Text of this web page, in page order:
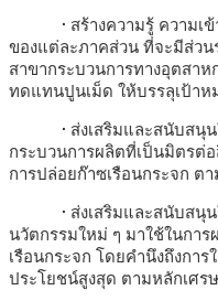
• สร้างความรู้ ความเข้า
ของแต่ละภาคส่วน ที่จะมีส่วน
สาขากระบวนการทางอุตสา
ทดแทนปูนเม็ด ให้บรรลุเป้าห
• ส่งเสริมและสนับสนุนใ
กระบวนการผลิตที่เป็นมิตร
การปล่อยก๊าซเรือนกระจก
• ส่งเสริมและสนับสนุนใ
นวัตกรรมใหม่ ๆ มาใช้ในกา
เรือนกระจก โดยคำนึงถึงกา
ประโยชน์สูงสุด ตามหลักเศร